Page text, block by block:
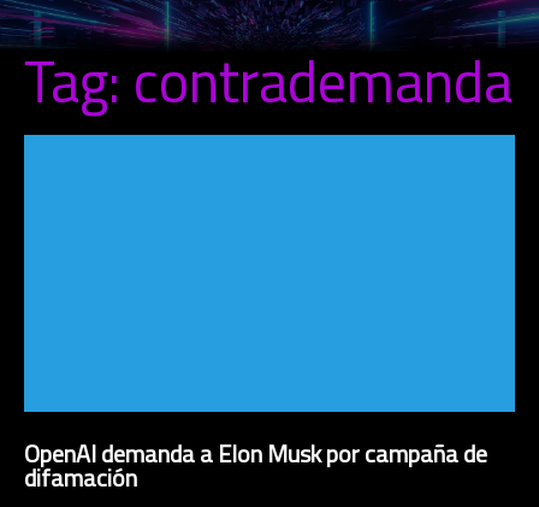
Tag: contrademanda
OpenAI demanda a Elon Musk por campaña de
difamación